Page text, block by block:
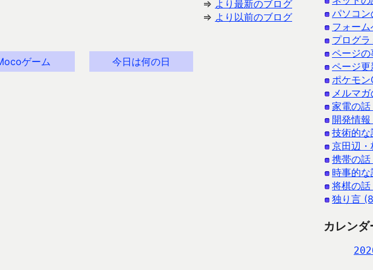
⇒ より最新のブログ
⇒ より以前のブログ
ゲーム 今日は何の日
パソコ
フォー
プログ
ページ
ページ
ポケモン
メルマ
家電の
開発情
技術的
京田辺
携帯の
時事的
将棋の
独り言
カレンダ